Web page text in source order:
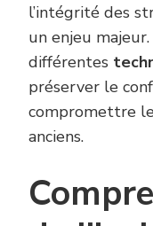
l’intégrité des
un enjeu
différentes
préserver le
compromettre
anciens.